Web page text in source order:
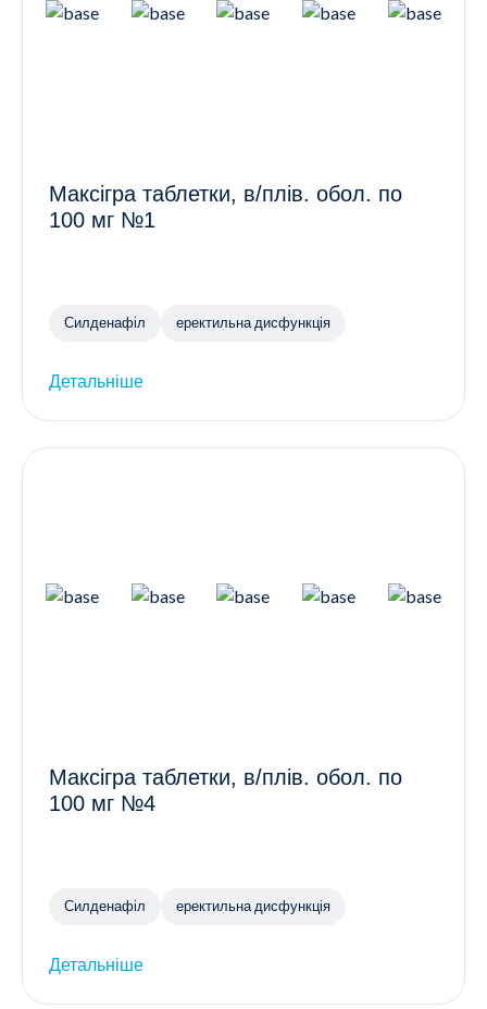
Максігра таблетки, в/плів. обол. по
100 мг №1
Силденафіл еректильна дисфункція
Детальніше
Максігра таблетки, в/плів. обол. по
100 мг №4
Силденафіл еректильна дисфункція
Детальніше